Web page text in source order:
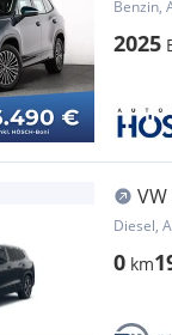
Benzin,
2025
Diesel,
0 km